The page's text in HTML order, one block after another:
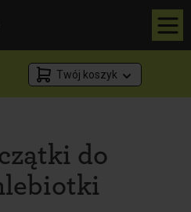
Twój koszyk
do